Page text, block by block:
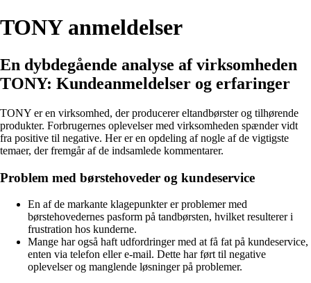
TONY anmeldelser
En dybdegående analyse af virksomheden
TONY: Kundeanmeldelser og erfaringer
TONY er en virksomhed, der producerer eltandbørster og tilhørende
produkter. Forbrugernes oplevelser med virksomheden spænder vidt
fra positive til negative. Her er en opdeling af nogle af de vigtigste
temaer, der fremgår af de indsamlede kommentarer.
Problem med børstehoveder og kundeservice
En af de markante klagepunkter er problemer med
børstehovedernes pasform på tandbørsten, hvilket resulterer i
frustration hos kunderne.
Mange har også haft udfordringer med at få fat på kundeservice,
enten via telefon eller e-mail. Dette har ført til negative
oplevelser og manglende løsninger på problemer.